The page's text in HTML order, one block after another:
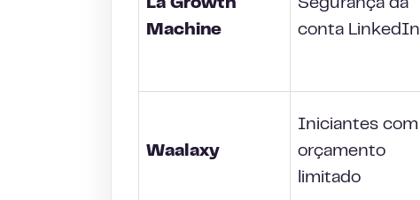
La Growth
Machine
Segurança da
conta LinkedIn
Waalaxy
Iniciantes com
orçamento
limitado